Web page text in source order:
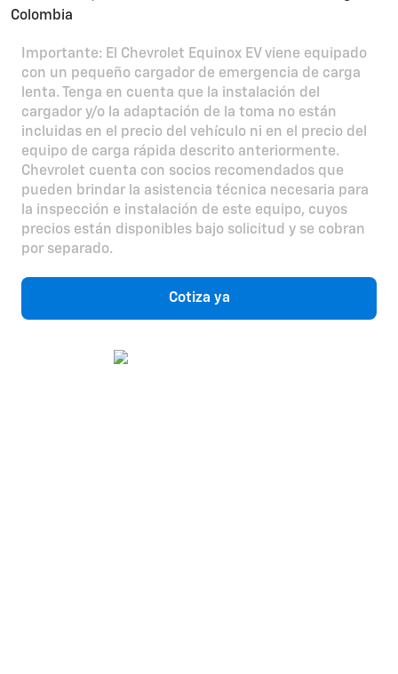
Importante: El Chevrolet Equinox EV viene equipado
con un pequeño cargador de emergencia de carga
lenta. Tenga en cuenta que la instalación del
cargador y/o la adaptación de la toma no están
incluidas en el precio del vehículo ni en el precio del
equipo de carga rápida descrito anteriormente.
Chevrolet cuenta con socios recomendados que
pueden brindar la asistencia técnica necesaria para
la inspección e instalación de este equipo, cuyos
precios están disponibles bajo solicitud y se cobran
por separado.
Cotiza ya